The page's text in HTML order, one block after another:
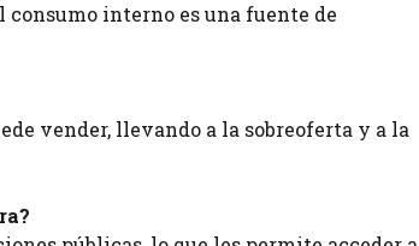
interno es una fuente de
vender, llevando a la sobreoferta y a la